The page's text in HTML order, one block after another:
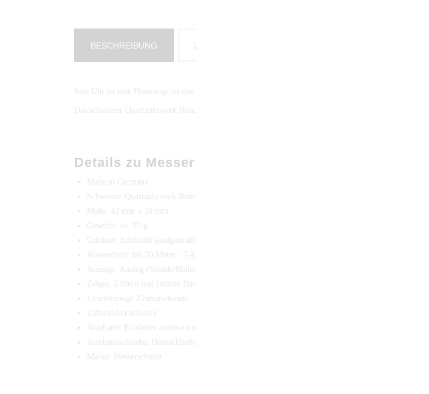
BESCHREIBUNG ZUSÄTZLICHE INFORMATION
Jede Uhr ist eine Hommage an den legendären Boxermotor welchen Willy Messerschmitt entwickelt hat.
Das schweizer Quartzuhrwerk Ronda 515 sorgt für den genauen Gang.
Details zu Messerschmitt Fliegeruhr „ME-Boxer3“:
Made in Germany
Schweizer Quartzuhrwerk Ronda 515
Maße: 42 mm x 10 mm
Gewicht: ca. 55 g
Gehäuse: Edelstahl sandgestrahlt und brüniert mit Mineralglas
Wasserdicht: bis 50 Meter / 5 ATM
Anzeige: Analog (Stunde/Minute/Sekunde/Datum)
Zeiger, Ziffern und Indices fluoreszierend
Leuchtorange Zentralsekunde
Ziffernblatt schwarz
Armband: Echtleder (schwarz mit weißer Abnaht)
Armbandschließe: Dornschließe
Marke: Messerschmitt